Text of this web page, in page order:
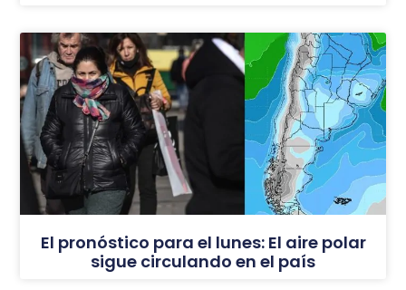
El pronóstico para el lunes: El aire polar
sigue circulando en el país